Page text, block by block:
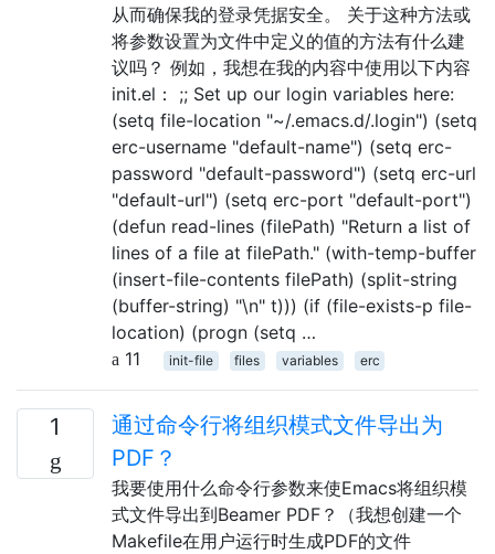
从而确保我的登录凭据安全。 关于这种方法或
将参数设置为文件中定义的值的方法有什么建
议吗？ 例如，我想在我的内容中使用以下内容
init.el： ;; Set up our login variables here:
(setq file-location "~/.emacs.d/.login") (setq
erc-username "default-name") (setq erc-
password "default-password") (setq erc-url
"default-url") (setq erc-port "default-port")
(defun read-lines (filePath) "Return a list of
lines of a file at filePath." (with-temp-buffer
(insert-file-contents filePath) (split-string
(buffer-string) "\n" t))) (if (file-exists-p file-
location) (progn (setq …
11
init-file files variables erc
1
通过命令行将组织模式文件导出为
PDF？
我要使用什么命令行参数来使Emacs将组织模
式文件导出到Beamer PDF？（我想创建一个
Makefile在用户运行时生成PDF的文件